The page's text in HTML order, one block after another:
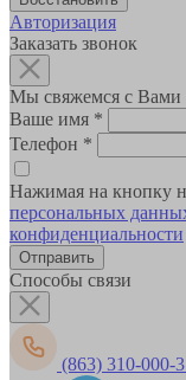
Авторизация
Заказать звонок
Мы свяжемся с Вами
Ваше имя *
Телефон *
Нажимая на кнопку
персональных
конфиденциальности
Способы связи
(863) 310-000-3